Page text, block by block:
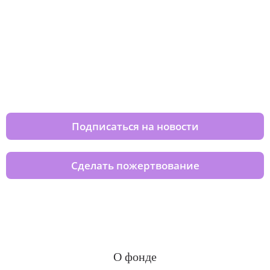
Подписаться на новости
Сделать пожертвование
О фонде